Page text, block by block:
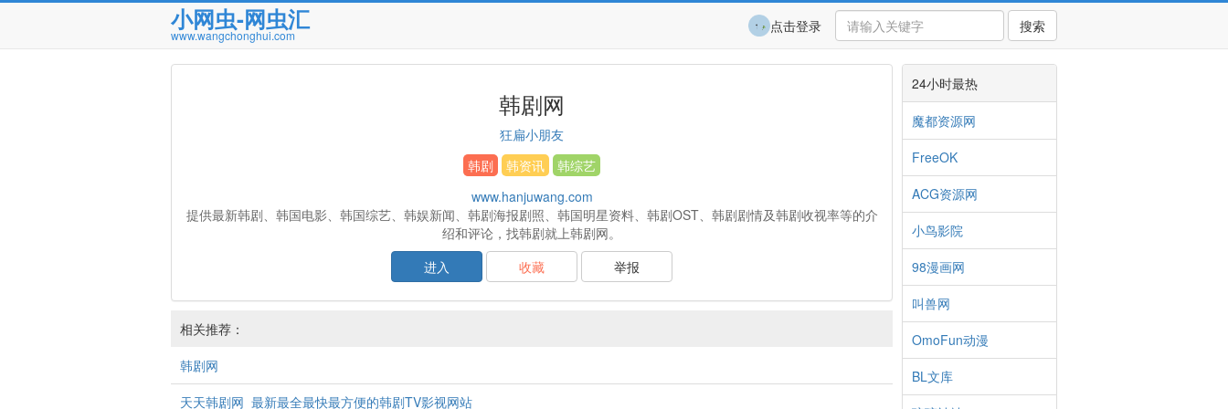
小网虫-网虫汇
www.wangchonghui.com 搜索
点击登录
韩剧网
狂扁小朋友
韩剧
韩资讯
韩综艺
www.hanjuwang.com
提供最新韩剧、韩国电影、韩国综艺、韩娱新闻、韩剧海报剧照、韩国明星资料、韩剧OST、韩剧剧情及韩剧收视率等的介
绍和评论，找韩剧就上韩剧网。
进入
收藏 举报
相关推荐：
韩剧网
天天韩剧网_最新最全最快最方便的韩剧TV影视网站
24小时最热
魔都资源网
FreeOK
ACG资源网
小鸟影院
98漫画网
叫兽网
OmoFun动漫
BL文库